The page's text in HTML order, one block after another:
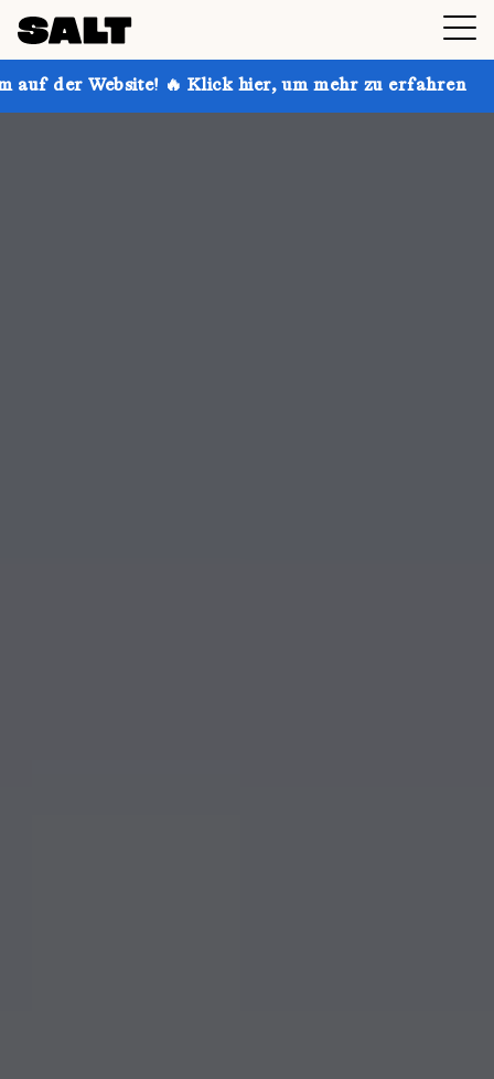
Klick hier, um mehr zu erfahren Hol dir bis zu 30